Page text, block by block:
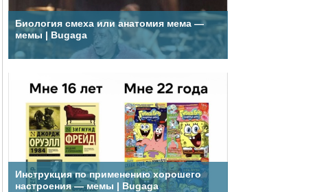
Биология смеха или анатомия мема —
мемы | Bugaga
Инструкция по применению хорошего
настроения — мемы | Bugaga